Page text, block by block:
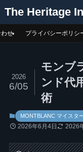
The Heritage
せ プライバシーポリシ
モンブ
ンド代
術
2026
6/05
MONTBLANC マイスタ
2026年6月4日 2026